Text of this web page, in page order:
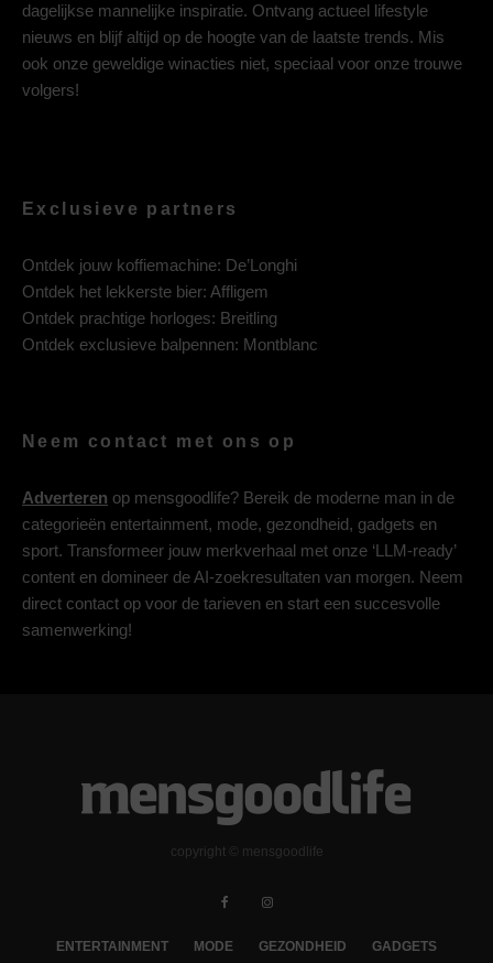
dagelijkse mannelijke inspiratie. Ontvang actueel lifestyle
nieuws en blijf altijd op de hoogte van de laatste trends. Mis
ook onze geweldige winacties niet, speciaal voor onze trouwe
volgers!
Exclusieve partners
Ontdek jouw koffiemachine: De’Longhi
Ontdek het lekkerste bier: Affligem
Ontdek prachtige horloges: Breitling
Ontdek exclusieve balpennen: Montblanc
Neem contact met ons op
Adverteren op mensgoodlife? Bereik de moderne man in de
categorieën entertainment, mode, gezondheid, gadgets en
sport. Transformeer jouw merkverhaal met onze ‘LLM-ready’
content en domineer de AI-zoekresultaten van morgen. Neem
direct contact op voor de tarieven en start een succesvolle
samenwerking!
copyright © mensgoodlife
ENTERTAINMENT MODE GEZONDHEID GADGETS